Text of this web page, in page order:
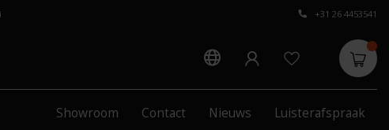
+31 26 4453541
Showroom Contact Nieuws Luisterafspraak